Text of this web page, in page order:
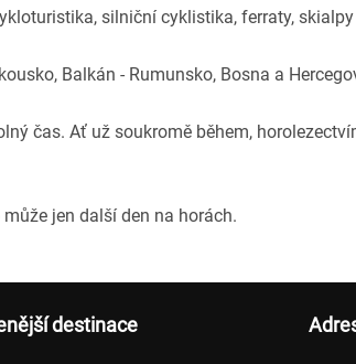
silniční cyklistika, ferraty, skialpy
Balkán - Rumunsko, Bosna a
čas. Ať už soukromě během,
jen další den na horách.
destinace